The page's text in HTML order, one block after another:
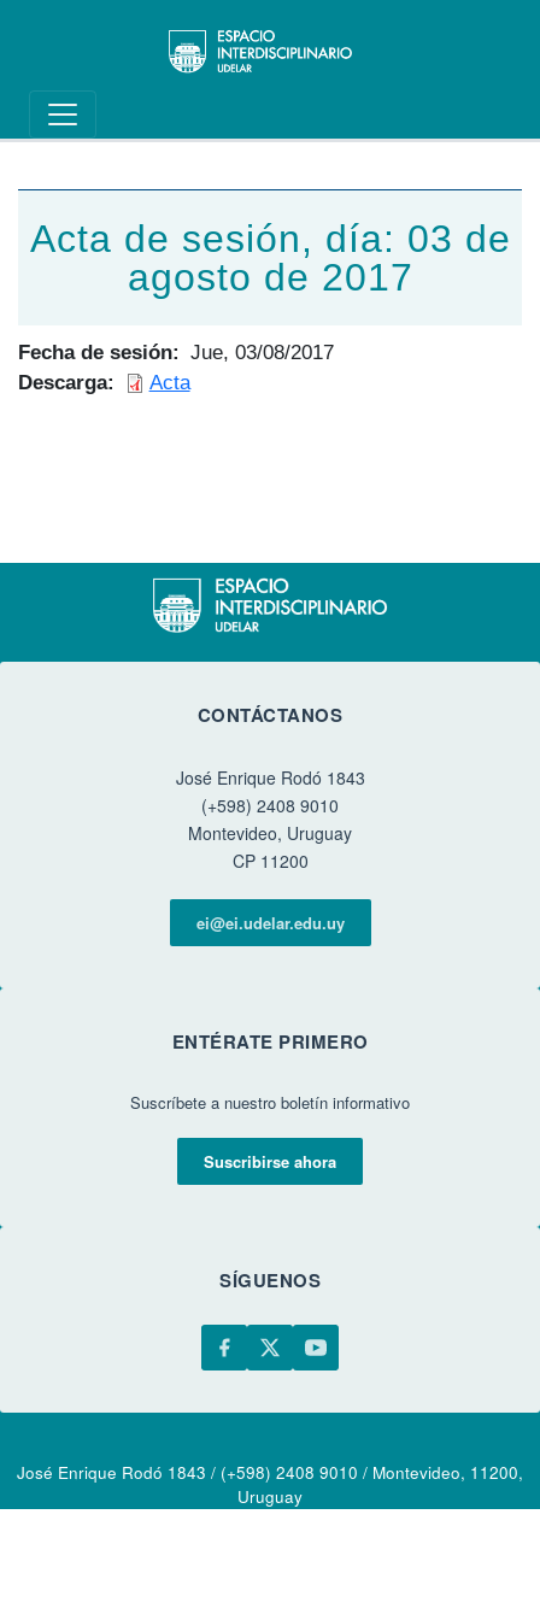
Main navigation
Acta de sesión, día: 03 de
agosto de 2017
Fecha de sesión
Jue, 03/08/2017
Descarga
Acta
CONTÁCTANOS
José Enrique Rodó 1843
(+598) 2408 9010
Montevideo, Uruguay
CP 11200
ei@ei.udelar.edu.uy
ENTÉRATE PRIMERO
Suscríbete a nuestro boletín informativo
Suscribirse ahora
SÍGUENOS
José Enrique Rodó 1843 / (+598) 2408 9010 / Montevideo, 11200,
Uruguay